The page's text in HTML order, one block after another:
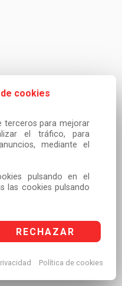
cookies
terceros para mejorar
el tráfico, para
mediante el
pulsando en el
las cookies pulsando
RECHAZAR
Política de cookies